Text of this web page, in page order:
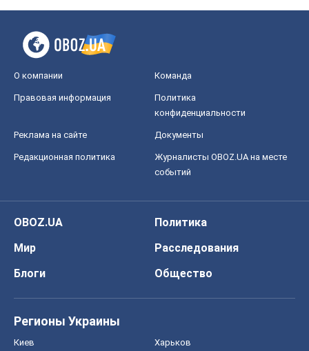
О компании Команда
Правовая информация
Политика
конфиденциальности
Реклама на сайте Документы
Редакционная политика
Журналисты OBOZ.UA на месте
событий
OBOZ.UA
Политика
Мир
Расследования
Блоги
Общество
Регионы Украины
Киев Харьков